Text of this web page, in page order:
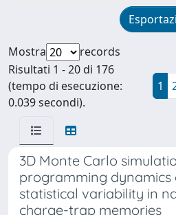
Mostra
records
Risultati 1 - 20 di 176
(tempo di esecuzione:
0.039 secondi).
1
3D Monte Carlo
programming dynamics
statistical variability in
charge-trap memories